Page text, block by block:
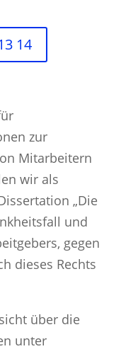
14
zur
Mitarbeitern
wir als
„Die
und
gegen
dieses Rechts
über die
unter